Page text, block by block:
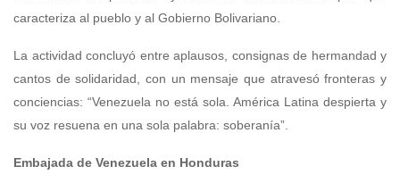
caracteriza al pueblo y al Gobierno Bolivariano.
La actividad concluyó entre aplausos, consignas de hermandad y
cantos de solidaridad, con un mensaje que atravesó fronteras y
conciencias: “Venezuela no está sola. América Latina despierta y
su voz resuena en una sola palabra: soberanía”.
Embajada de Venezuela en Honduras